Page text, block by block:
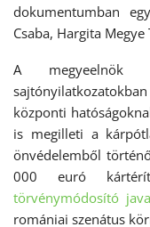
dokumentumban
Csaba, Hargita Megye
A megyeelnök
központi
is megilleti a
önvédelemből
000 euró
törvénymódosító
romániai szenátus